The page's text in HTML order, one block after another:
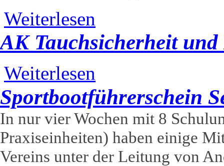
Weiterlesen
AK Tauchsicherheit
Weiterlesen
Sportbootführerschein
In nur vier Wochen mit 8
Praxiseinheiten) haben einige
Vereins unter der Leitung von